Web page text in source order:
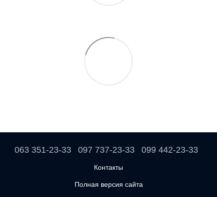
063 351-23-33 097 737-23-33 099 442-23-33
Контакты
Полная версия сайта